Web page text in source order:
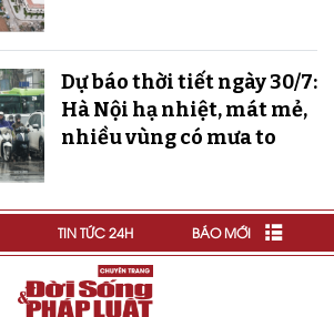
Dự báo thời tiết ngày 30/7:
Hà Nội hạ nhiệt, mát mẻ,
nhiều vùng có mưa to
TIN TỨC 24H BÁO MỚI